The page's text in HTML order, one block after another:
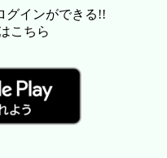
グインができる!!
こちら